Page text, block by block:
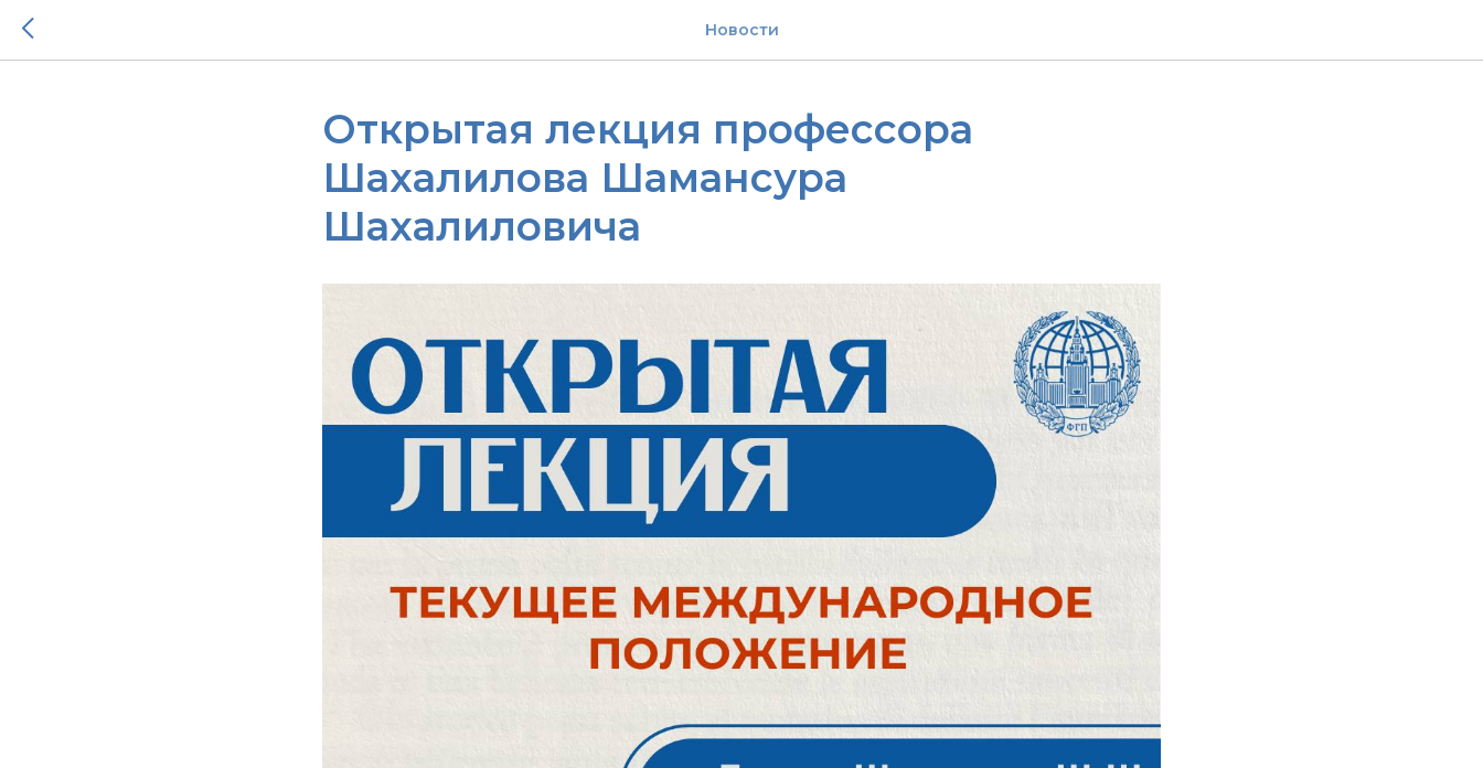
Новости
Открытая лекция профессора
Шахалилова Шамансура
Шахалиловича